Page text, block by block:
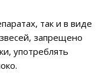
так и в виде
запрещено
употреблять